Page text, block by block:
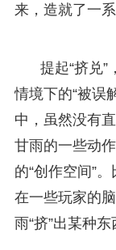
来，造就了一
提起“挤兑
情境下的“被误
中，虽然没有
甘雨的一些动
的“创作空间”
在一些玩家的
雨“挤”出某种东